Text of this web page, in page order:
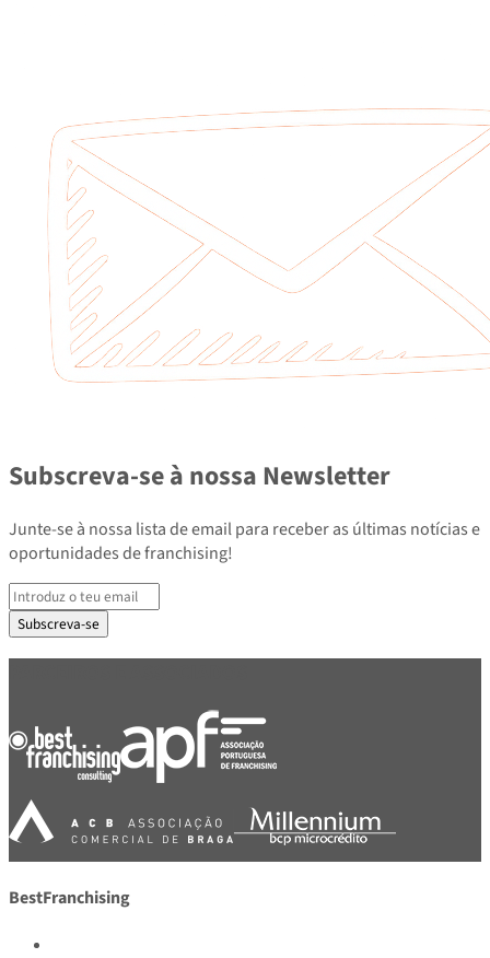
Subscreva-se à nossa Newsletter
Junte-se à nossa lista de email para receber as últimas notícias e
oportunidades de franchising!
Subscreva-se
BestFranchising